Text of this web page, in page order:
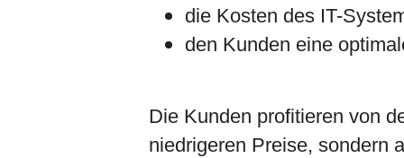
die Kosten des IT-
den Kunden eine
Die Kunden profitieren von
niedrigeren Preise, sondern